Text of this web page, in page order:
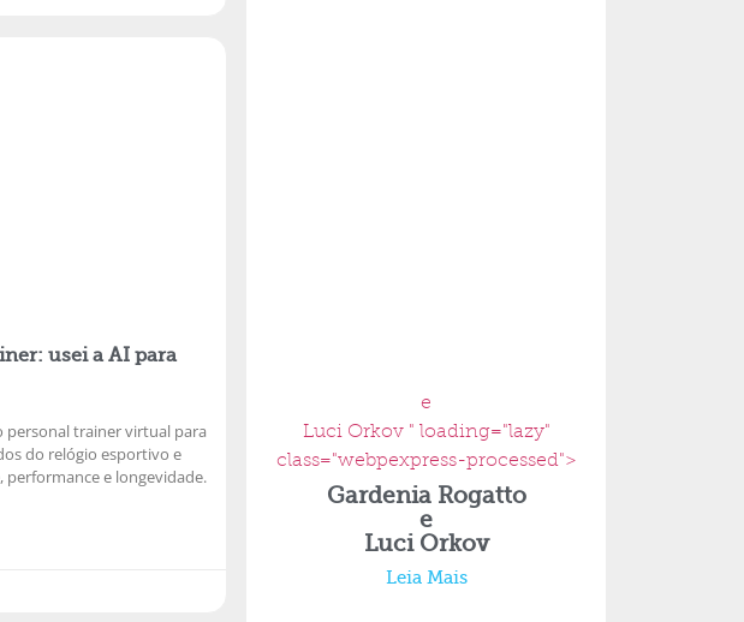
usei a AI para
personal trainer virtual para
do relógio esportivo e
performance e longevidade.
e
Luci Orkov " loading="lazy"
class="webpexpress-processed">
Gardenia Rogatto
e
Luci Orkov
Leia Mais